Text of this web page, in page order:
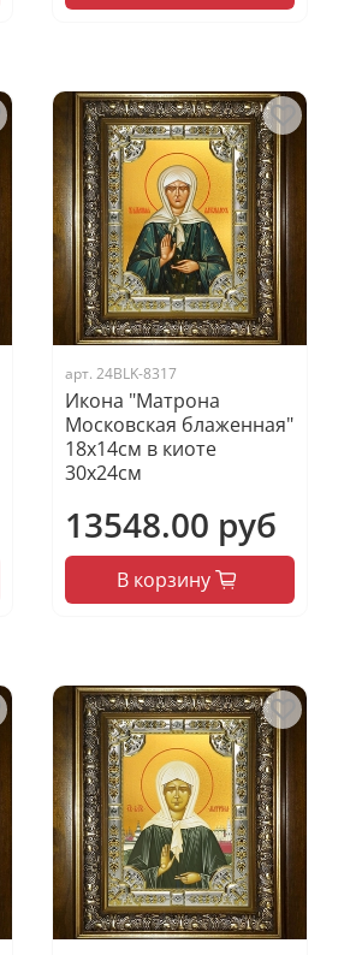
арт. 24BLK-8317
Икона "Матрона
Московская блаженная"
18х14см в киоте
30х24см
13548.00 руб
В корзину